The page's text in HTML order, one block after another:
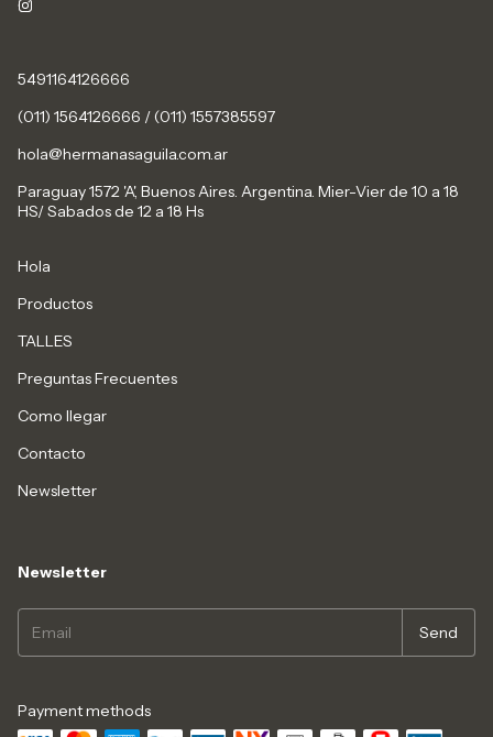
5491164126666
(011) 1564126666 / (011) 1557385597
hola@hermanasaguila.com.ar
Paraguay 1572 'A', Buenos Aires. Argentina. Mier-Vier de 10 a 18
HS/ Sabados de 12 a 18 Hs
Hola
Productos
TALLES
Preguntas Frecuentes
Como llegar
Contacto
Newsletter
Newsletter
Payment methods